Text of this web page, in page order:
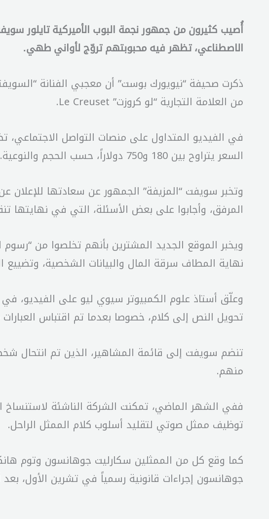
أُصيب كثيرون من جمهور نجمة البوب الأميركية تايلور
الاصطناعي، تظهر فيه محبوبتهم تروّج لأواني طهي.
ذكرت صحيفة “نيويورك بوست” أن معجبي الفنانة
من العلامة التجارية “لو كروزت” Le Creuset.
السعر يتراوح بين 180 و750 دولاراً، حسب الحجم والنوعية.
وتخبر سويفت “المزيفة” الجمهور عن سعادتها
المرفق، وأجابوا على بعض الأسئلة، التي في نهايتها
نهاية المطاف سرقة المال والبيانات الشخصية، وتضييع
وعلّق أستاذ علوم الكمبيوتر سيوي ليو على الفيديو،
تحويل النص إلى كلام، خصوصا بعدما تم اقتباس
تنضم سويفت إلى قائمة المشاهير، الذين تم انتحال
منهم.
توظيف ممثل صوتي لتقليد أسلوب كلام الممثل الراحل.
كما وقع كل من الممثلين سكارليت جوهانسون وتوم
جوهانسون إجراءات قانونية رسمياً في تشرين الأول،